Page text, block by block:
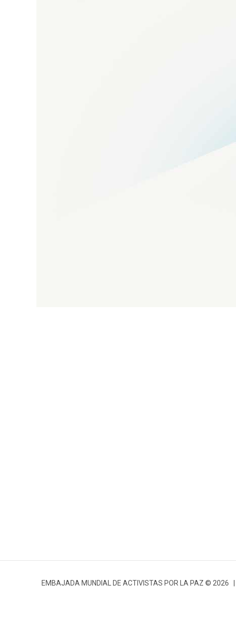
EMBAJADA MUNDIAL DE ACTIVISTAS POR LA PAZ © 2026 |